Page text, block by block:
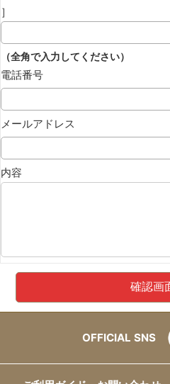
］
（全角で入力してください）
電話番号
メールアドレス
内容
OFFICIAL SNS